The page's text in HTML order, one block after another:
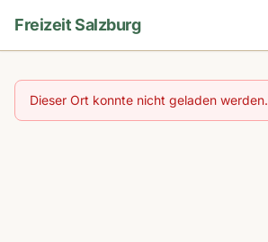
Freizeit Salzburg
Dieser Ort konnte nicht geladen werden.